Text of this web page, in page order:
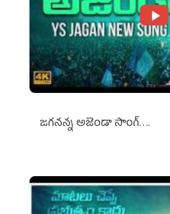
జగనన్న అజెండా సాంగ్….